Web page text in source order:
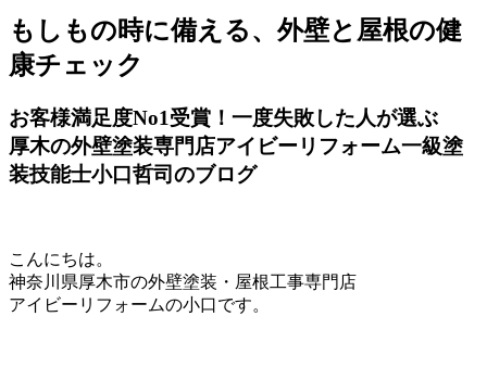
もしもの時に備える、外壁と屋根の健
康チェック
お客様満足度No1受賞！一度失敗した人が選ぶ
厚木の外壁塗装専門店アイビーリフォーム一級塗
装技能士小口哲司のブログ
こんにちは。
神奈川県厚木市の外壁塗装・屋根工事専門店
アイビーリフォームの小口です。